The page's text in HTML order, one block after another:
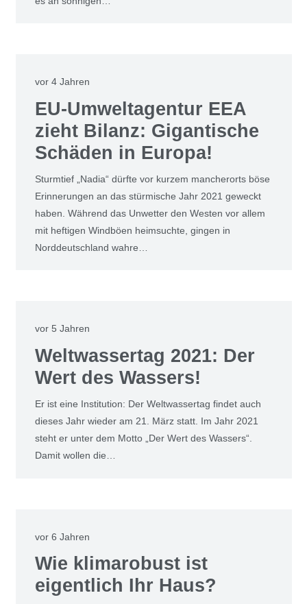
vor 4 Jahren
EU-Umweltagentur EEA
zieht Bilanz: Gigantische
Schäden in Europa!
Sturmtief „Nadia“ dürfte vor kurzem mancherorts böse
Erinnerungen an das stürmische Jahr 2021 geweckt
haben. Während das Unwetter den Westen vor allem
mit heftigen Windböen heimsuchte, gingen in
Norddeutschland wahre…
vor 5 Jahren
Weltwassertag 2021: Der
Wert des Wassers!
Er ist eine Institution: Der Weltwassertag findet auch
dieses Jahr wieder am 21. März statt. Im Jahr 2021
steht er unter dem Motto „Der Wert des Wassers“.
Damit wollen die…
vor 6 Jahren
Wie klimarobust ist
eigentlich Ihr Haus?